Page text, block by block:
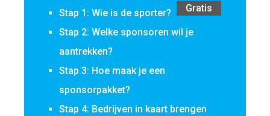
Stap 1: Wie is de sporter? Gratis
Stap 2: Welke sponsoren wil je
aantrekken?
Stap 3: Hoe maak je een
sponsorpakket?
Stap 4: Bedrijven in kaart brengen